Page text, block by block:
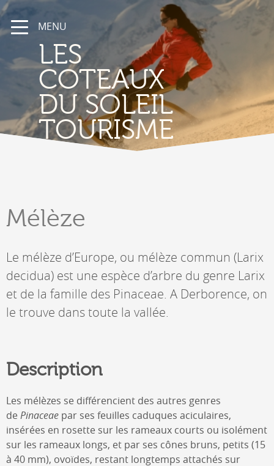
MENU
LES
COTEAUX
DU SOLEIL
TOURISME
Mélèze
Le mélèze d’Europe, ou mélèze commun (Larix
decidua) est une espèce d’arbre du genre Larix
et de la famille des Pinaceae. A Derborence, on
le trouve dans toute la vallée.
Description
Les mélèzes se différencient des autres genres
de Pinaceae par ses feuilles caduques aciculaires,
insérées en rosette sur les rameaux courts ou isolément
sur les rameaux longs, et par ses cônes bruns, petits (15
à 40 mm), ovoïdes, restant longtemps attachés sur